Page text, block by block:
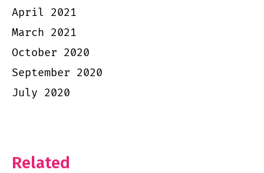
April 2021
March 2021
October 2020
September 2020
July 2020
Related